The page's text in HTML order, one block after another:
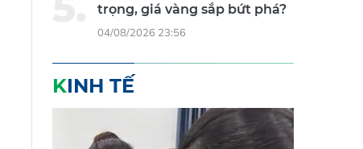
trọng, giá vàng sắp bứt phá?
04/08/2026 23:56
KINH TẾ